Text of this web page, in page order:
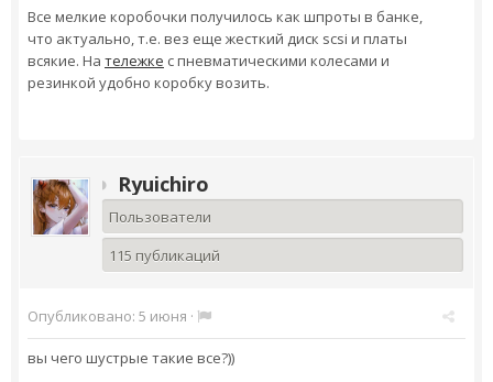
Все мелкие коробочки получилось как шпроты в банке,
что актуально, т.е. вез еще жесткий диск scsi и платы
всякие. На тележке с пневматическими колесами и
резинкой удобно коробку возить.
Ryuichiro
Пользователи
115 публикаций
Опубликовано: 5 июня ·
вы чего шустрые такие все?))